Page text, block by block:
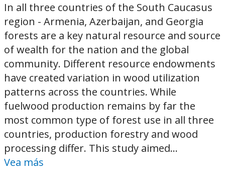
In all three countries of the South Caucasus
region - Armenia, Azerbaijan, and Georgia
forests are a key natural resource and source
of wealth for the nation and the global
community. Different resource endowments
have created variation in wood utilization
patterns across the countries. While
fuelwood production remains by far the
most common type of forest use in all three
countries, production forestry and wood
processing differ. This study aimed...
Vea más